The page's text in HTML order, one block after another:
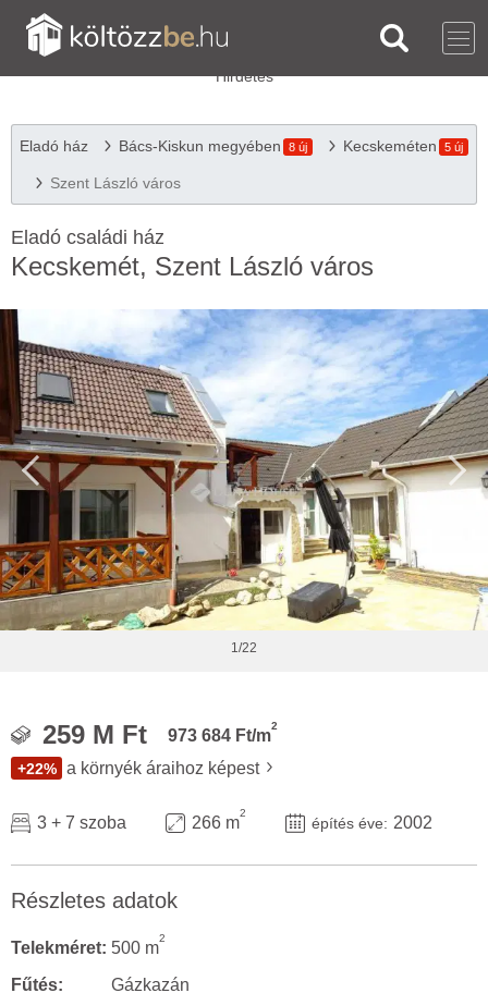
Eladó ház Bács-Kiskun megyében 8 új Kecskeméten 5 új
Szent László város
Eladó családi ház
Kecskemét, Szent László város
1/22
259 M Ft 973 684 Ft/m
2
+22% a környék áraihoz képest
3 + 7 szoba 266 m
2
építés éve: 2002
Részletes adatok
Telekméret: 500 m
2
Fűtés:
Gázkazán